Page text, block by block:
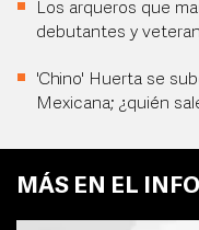
Los arqueros que
debutantes y
'Chino' Huerta se
Mexicana; ¿quién
MÁS EN EL